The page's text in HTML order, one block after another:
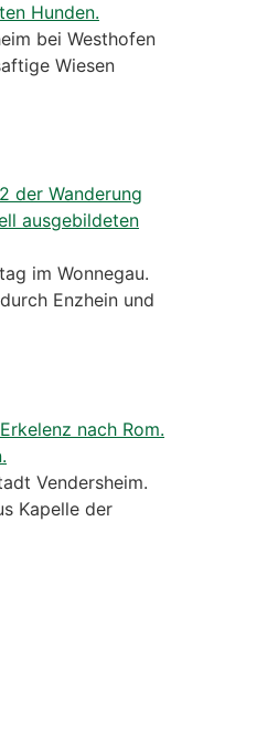
bei Westhofen
Wiesen
im Wonnegau.
Enzhein und
Vendersheim.
Kapelle der